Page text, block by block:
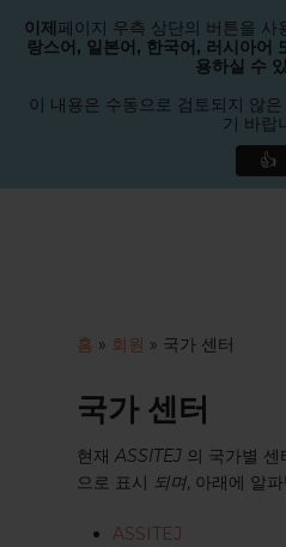
홈 » 회원 » 국가 센터
국가 센터
현재ASSITEJ 의 국가별 센
으로 표시 되며, 아래에 알
ASSITEJ
이제페이지 우측 상단의 버튼을 사
랑스어, 일본어, 한국어, 러시아어
용하실 수
이 내용은 수동으로 검토되지 않
기 바랍
👍